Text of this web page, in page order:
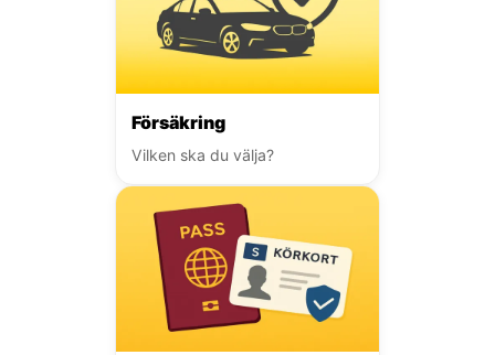
Försäkring
Vilken ska du välja?